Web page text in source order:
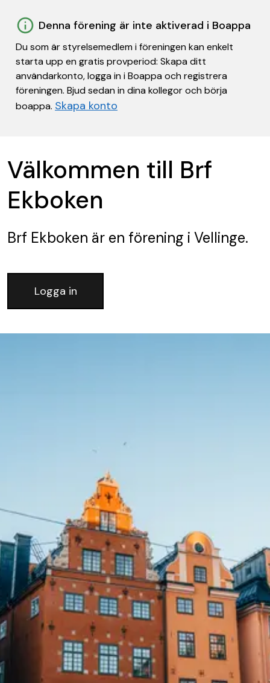
Denna förening är inte aktiverad i Boappa
Du som är styrelsemedlem i föreningen kan enkelt
starta upp en gratis provperiod: Skapa ditt
användarkonto, logga in i Boappa och registrera
föreningen. Bjud sedan in dina kollegor och börja
boappa. Skapa konto
Välkommen till Brf
Ekboken
Brf Ekboken är en förening i Vellinge.
Logga in